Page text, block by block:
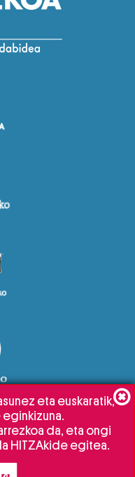
eta euskaratik,
da, eta ongi
HITZAkide egitea.